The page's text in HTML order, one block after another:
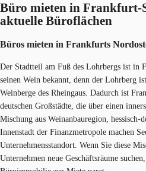
Büro mieten in Frankfurt-
aktuelle Büroflächen
Büros mieten in Frankfurts
Der Stadtteil am Fuß des Lohrbergs ist in
seinen Wein bekannt, denn der Lohrberg
Weinberge des Rheingaus. Dadurch ist
deutschen Großstädte, die über einen
Mischung aus Weinanbauregion,
Innenstadt der Finanzmetropole machen
Unternehmensstandort. Wenn Sie diese
Unternehmen neue Geschäftsräume